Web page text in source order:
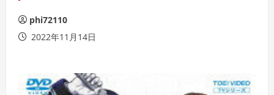
phi72110
2022年11月14日